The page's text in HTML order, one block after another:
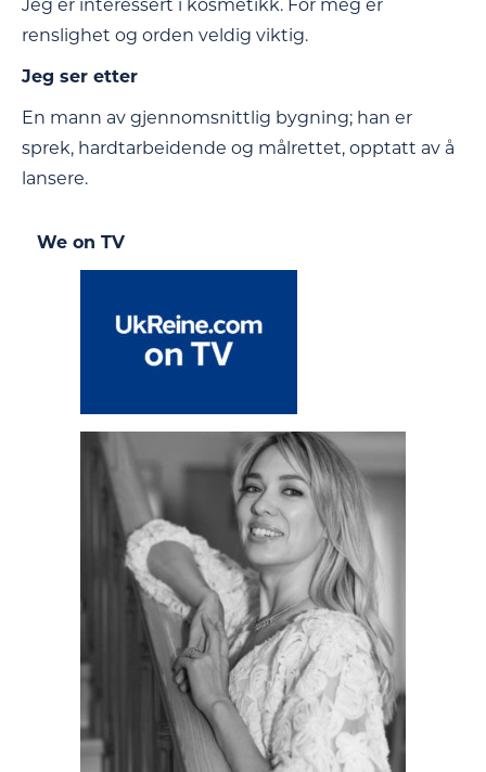
Jeg er interessert i kosmetikk. For meg er
renslighet og orden veldig viktig.
Jeg ser etter
En mann av gjennomsnittlig bygning; han er
sprek, hardtarbeidende og målrettet, opptatt av å
lansere.
We on TV